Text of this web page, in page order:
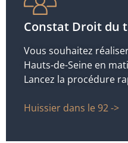
Constat Droit du
Vous souhaitez
Hauts-de-Seine en
Lancez la procédure
Huissier dans le 92 ->